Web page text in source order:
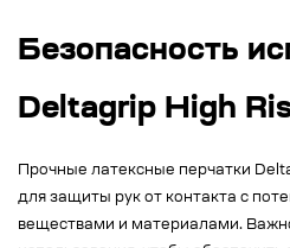
Безопасность
Deltagrip High
Прочные латексные перчатки
для защиты рук от контакта с
веществами и материалами.